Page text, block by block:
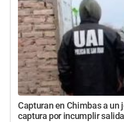
Capturan en Chimbas a un
captura por incumplir